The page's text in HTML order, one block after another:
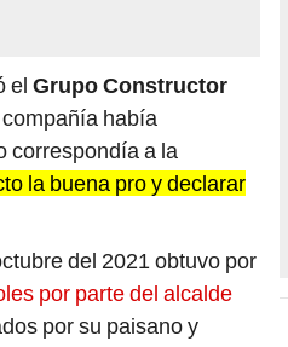
el Grupo Constructor
había
correspondía a la
la buena pro y declarar
del 2021 obtuvo por
por parte del alcalde
por su paisano y